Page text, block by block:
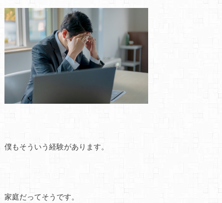
僕もそういう経験があります。
家庭だってそうです。